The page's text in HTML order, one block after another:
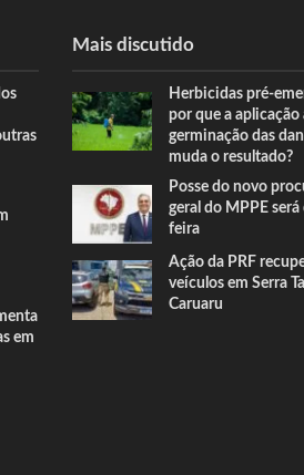
em
Mais discutido
Herbicidas pré-
por que a aplicação
germinação das
muda o resultado?
Posse do novo
geral do MPPE
feira
Ação da PRF
veículos em Serra
Caruaru